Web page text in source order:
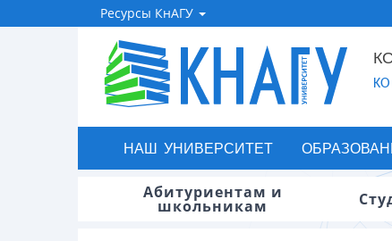
Ресурсы КнАГУ
НАШ УНИВЕРСИТЕТ
Абитуриентам и
школьникам